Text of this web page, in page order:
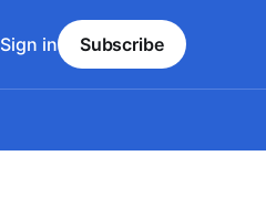
Sign in Subscribe